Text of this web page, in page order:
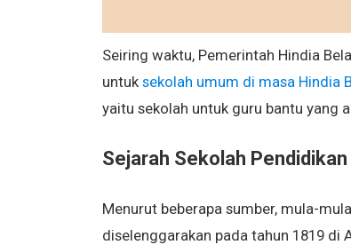
Seiring waktu, Pemerintah Hindia
untuk sekolah umum di masa Hindia
yaitu sekolah untuk guru bantu yang
Sejarah Sekolah
Menurut beberapa sumber, mula-
diselenggarakan pada tahun 1819 di